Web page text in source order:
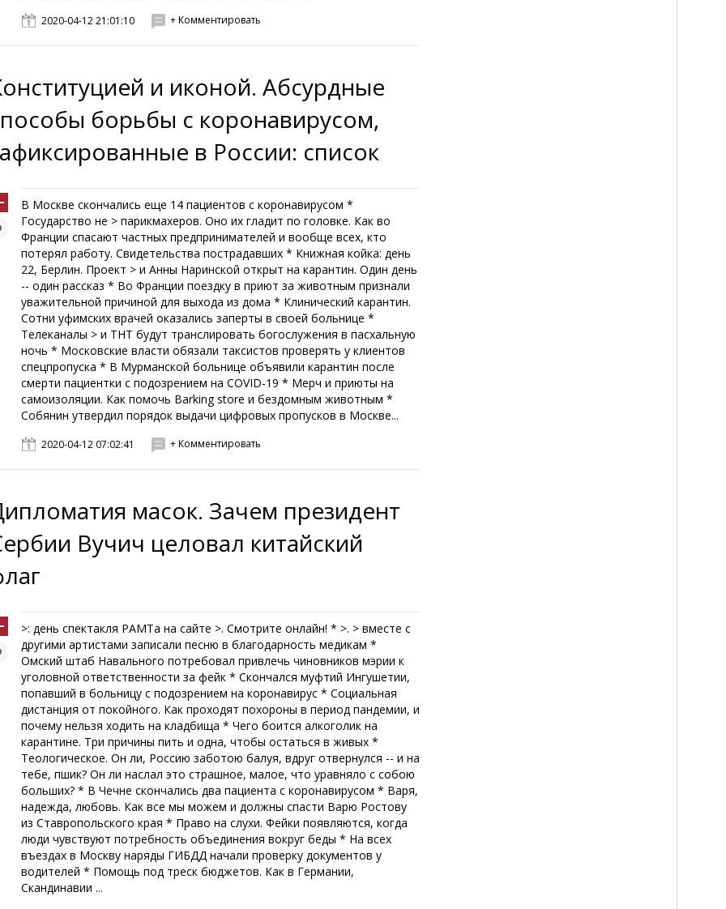
2020-04-12 21:01:10 + Комментировать
и иконой. Абсурдные
борьбы с коронавирусом,
в России: список
В Москве скончались еще 14 пациентов с коронавирусом *
Государство не > парикмахеров. Оно их гладит по головке. Как во
Франции спасают частных предпринимателей и вообще всех, кто
потерял работу. Свидетельства пострадавших * Книжная койка: день
22, Берлин. Проект > и Анны Наринской открыт на карантин. Один день
-- один рассказ * Во Франции поездку в приют за животным признали
уважительной причиной для выхода из дома * Клинический карантин.
Сотни уфимских врачей оказались заперты в своей больнице *
Телеканалы > и ТНТ будут транслировать богослужения в пасхальную
ночь * Московские власти обязали таксистов проверять у клиентов
спецпропуска * В Мурманской больнице объявили карантин после
смерти пациентки с подозрением на COVID-19 * Мерч и приюты на
самоизоляции. Как помочь Barking store и бездомным животным *
Собянин утвердил порядок выдачи цифровых пропусков в Москве...
2020-04-12 07:02:41 + Комментировать
масок. Зачем президент
Вучич целовал китайский
>: день спектакля РАМТа на сайте >. Смотрите онлайн! * >. > вместе с
другими артистами записали песню в благодарность медикам *
Омский штаб Навального потребовал привлечь чиновников мэрии к
уголовной ответственности за фейк * Скончался муфтий Ингушетии,
попавший в больницу с подозрением на коронавирус * Социальная
дистанция от покойного. Как проходят похороны в период пандемии, и
почему нельзя ходить на кладбища * Чего боится алкоголик на
карантине. Три причины пить и одна, чтобы остаться в живых *
Теологическое. Он ли, Россию заботою балуя, вдруг отвернулся -- и на
тебе, пшик? Он ли наслал это страшное, малое, что уравняло с собою
больших? * В Чечне скончались два пациента с коронавирусом * Варя,
надежда, любовь. Как все мы можем и должны спасти Варю Ростову
из Ставропольского края * Право на слухи. Фейки появляются, когда
люди чувствуют потребность объединения вокруг беды * На всех
въездах в Москву наряды ГИБДД начали проверку документов у
водителей * Помощь под треск бюджетов. Как в Германии,
Скандинавии ...